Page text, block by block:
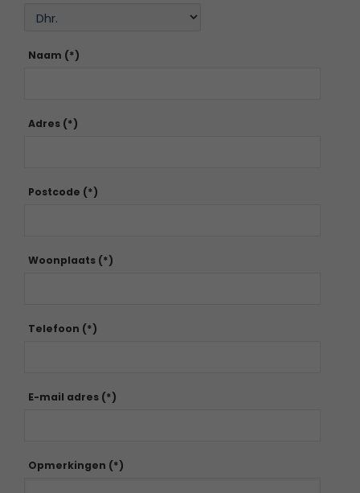
Naam (*)
Adres (*)
Postcode (*)
Woonplaats (*)
Telefoon (*)
E-mail adres (*)
Opmerkingen (*)